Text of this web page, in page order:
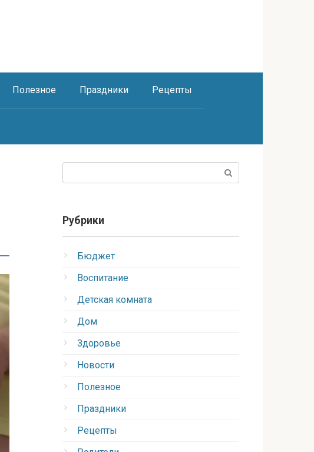
Полезное Праздники Рецепты
Рубрики
Бюджет
Воспитание
Детская комната
Дом
Здоровье
Новости
Полезное
Праздники
Рецепты